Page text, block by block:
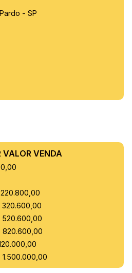
- SP
VALOR VENDA
320.600,00
520.600,00
820.600,00
1.500.000,00